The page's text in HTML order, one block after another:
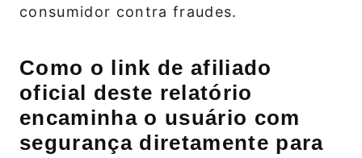
consumidor contra fraudes.
Como o link de afiliado
oficial deste relatório
encaminha o usuário com
segurança diretamente para